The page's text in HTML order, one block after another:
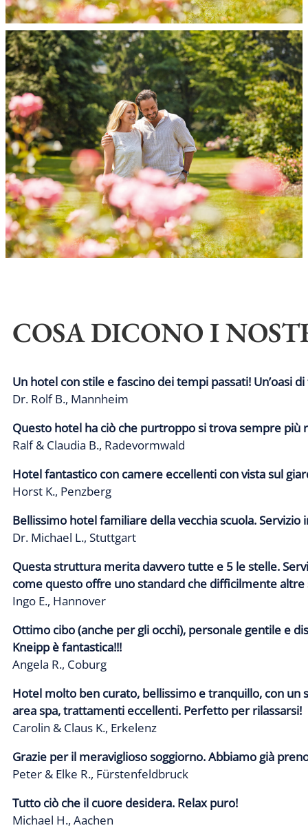
COSA DICONO I
Un hotel con stile e fascino dei tempi passati! Un’oasi
Dr. Rolf B., Mannheim
Questo hotel ha ciò che purtroppo si trova sempre più
Ralf & Claudia B., Radevormwald
Hotel fantastico con camere eccellenti con vista sul
Horst K., Penzberg
Bellissimo hotel familiare della vecchia scuola. Servizio
Dr. Michael L., Stuttgart
Questa struttura merita davvero tutte e 5 le stelle.
come questo offre uno standard che difficilmente
Ingo E., Hannover
Ottimo cibo (anche per gli occhi), personale gentile e
Kneipp è fantastica!!!
Angela R., Coburg
Hotel molto ben curato, bellissimo e tranquillo, con
area spa, trattamenti eccellenti. Perfetto per rilassarsi!
Carolin & Claus K., Erkelenz
Grazie per il meraviglioso soggiorno. Abbiamo già
Peter & Elke R., Fürstenfeldbruck
Tutto ciò che il cuore desidera. Relax puro!
Michael H., Aachen